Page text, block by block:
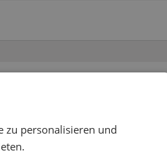
ich mich bei EVELY
Firmenfeier oder viele mehr. Ein
zu personalisieren und